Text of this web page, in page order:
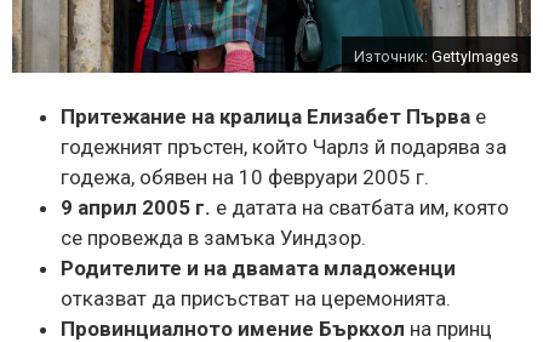
Източник: GettyImages
Притежание на кралица Елизабет Първа е
годежният пръстен, който Чарлз й подарява за
годежа, обявен на 10 февруари 2005 г.
9 април 2005 г. е датата на сватбата им, която
се провежда в замъка Уиндзор.
Родителите и на двамата младоженци
отказват да присъстват на церемонията.
Провинциалното имение Бъркхол на принц